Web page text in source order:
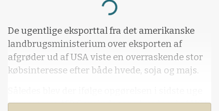
Loading...
De ugentlige eksporttal fra det amerikanske
landbrugsministerium over eksporten af
afgrøder ud af USA viste en overraskende stor
købsinteresse efter både hvede, soja og majs.
eksporteret 452,6 tusinde tons hvede ud af USA,